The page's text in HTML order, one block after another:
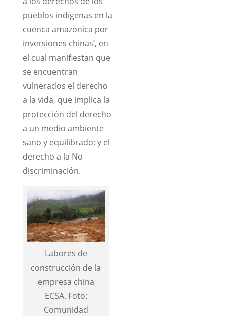
pueblos indígenas en la
cuenca amazónica por
inversiones chinas’, en
el cual manifiestan que
se encuentran
vulnerados el derecho
a la vida, que implica la
protección del derecho
a un medio ambiente
sano y equilibrado; y el
derecho a la No
discriminación.
Labores de
construcción de la
empresa china
ECSA. Foto:
Comunidad